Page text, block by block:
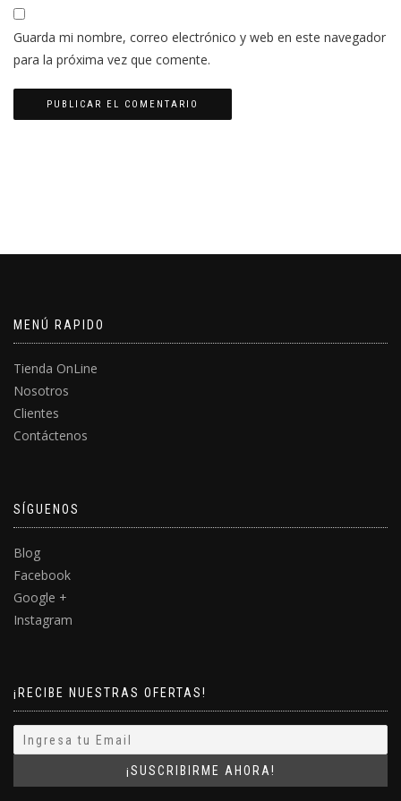
Guarda mi nombre, correo electrónico y web en este navegador
para la próxima vez que comente.
MENÚ RAPIDO
Tienda OnLine
Nosotros
Clientes
Contáctenos
SÍGUENOS
Blog
Facebook
Google +
Instagram
¡RECIBE NUESTRAS OFERTAS!